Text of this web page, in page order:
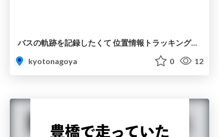
バスの軌跡を記録したくて 位置情報トラッキングアプリを作った話
kyotonagoya
0 12